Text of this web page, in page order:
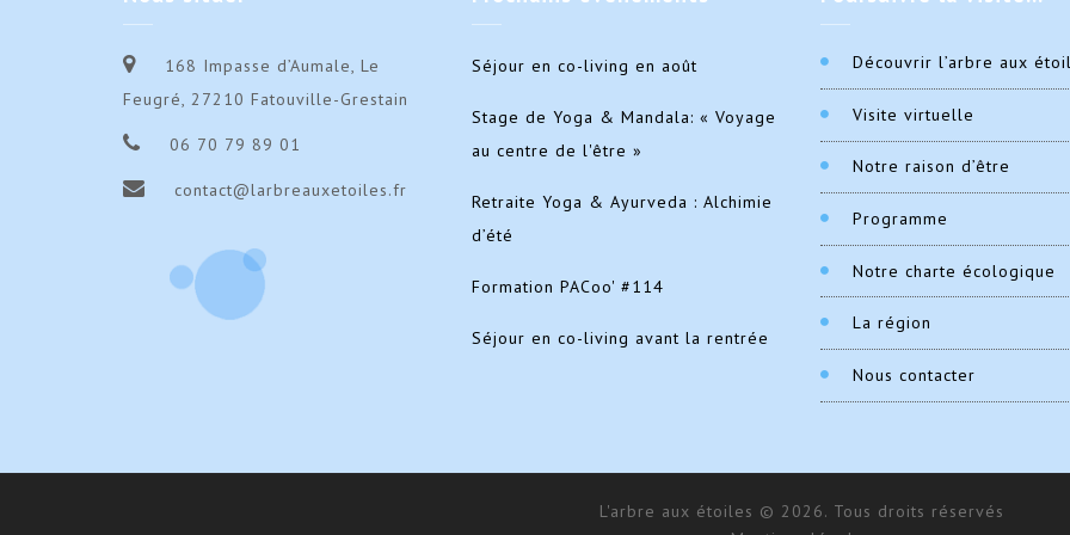
168 Impasse d’Aumale, Le
Feugré, 27210 Fatouville-Grestain
06 70 79 89 01
contact@larbreauxetoiles.fr
Séjour en co-living en août
Stage de Yoga & Mandala: « Voyage
au centre de l'être »
Retraite Yoga & Ayurveda : Alchimie
d’été
Formation PACoo' #114
Séjour en co-living avant la rentrée
Découvrir l’arbre aux
Visite virtuelle
Notre raison d’être
Programme
Notre charte écologique
La région
Nous contacter
L'arbre aux étoiles © 2026. Tous droits réservés